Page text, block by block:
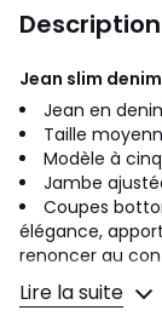
Jean slim
Jean en
Taille
Modèle à
Jambe
Coupes
élégance,
renoncer au
Fermeture
Lire la suite